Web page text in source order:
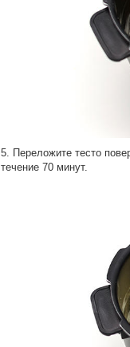
5. Переложите тесто
течение 70 минут.